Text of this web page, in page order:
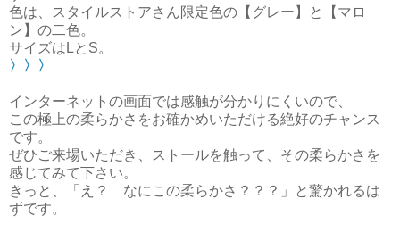
色は、スタイルストアさん限定色の【グレー】と【マロ
ン】の二色。
サイズはLとS。
〉〉〉
インターネットの画面では感触が分かりにくいので、
この極上の柔らかさをお確かめいただける絶好のチャンス
です。
ぜひご来場いただき、ストールを触って、その柔らかさを
感じてみて下さい。
きっと、「え？ なにこの柔らかさ？？？」と驚かれるは
ずです。